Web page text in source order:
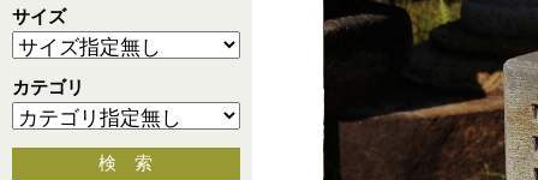
サイズ
カテゴリ
検 索